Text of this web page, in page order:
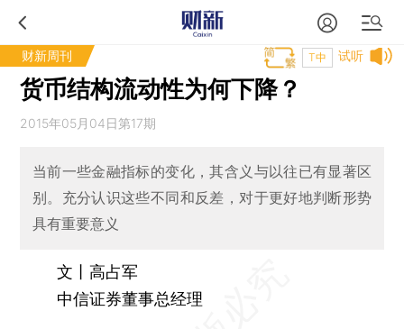
财新周刊 试听
T中
货币结构流动性为何下降？
2015年05月04日第17期
当前一些金融指标的变化，其含义与以往已有显著区
别。充分认识这些不同和反差，对于更好地判断形势
具有重要意义
文丨高占军
中信证券董事总经理